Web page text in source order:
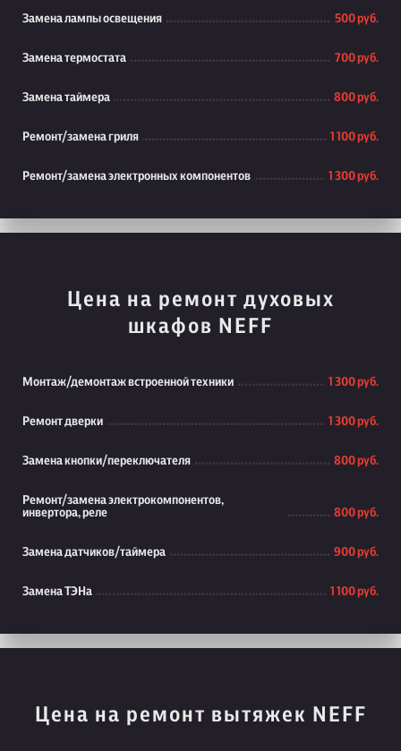
Замена лампы освещения 500 руб.
Замена термостата 700 руб.
Замена таймера 800 руб.
Ремонт/замена гриля 1 100 руб.
Ремонт/замена электронных компонентов 1 300 руб.
Цена на ремонт духовых
шкафов NEFF
Монтаж/демонтаж встроенной техники 1 300 руб.
Ремонт дверки 1 300 руб.
Замена кнопки/переключателя 800 руб.
Ремонт/замена электрокомпонентов,
инвертора, реле
800 руб.
Замена датчиков/таймера 900 руб.
Замена ТЭНа 1 100 руб.
Цена на ремонт вытяжек NEFF